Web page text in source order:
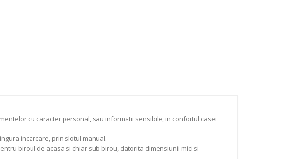
cu caracter personal, sau informatii sensibile, in confortul casei
incarcare, prin slotul manual.
biroul de acasa si chiar sub birou, datorita dimensiunii mici si